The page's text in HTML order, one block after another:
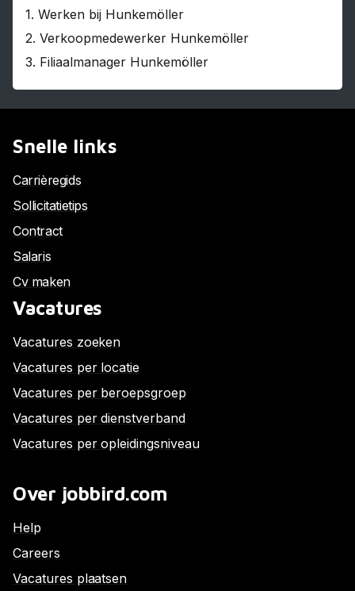
1. Werken bij Hunkemöller
2. Verkoopmedewerker Hunkemöller
3. Filiaalmanager Hunkemöller
Snelle links
Carrièregids
Sollicitatietips
Contract
Salaris
Cv maken
Vacatures
Vacatures zoeken
Vacatures per locatie
Vacatures per beroepsgroep
Vacatures per dienstverband
Vacatures per opleidingsniveau
Over jobbird.com
Help
Careers
Vacatures plaatsen